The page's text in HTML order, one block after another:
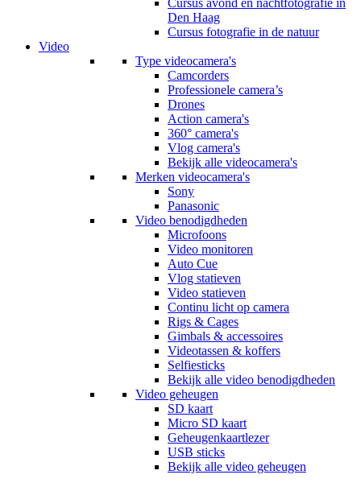
Cursus avond en nachtfotografie in
Den Haag
Cursus fotografie in de natuur
Video
Type videocamera's
Camcorders
Professionele camera’s
Drones
Action camera's
360° camera's
Vlog camera's
Bekijk alle videocamera's
Merken videocamera's
Sony
Panasonic
Video benodigdheden
Microfoons
Video monitoren
Auto Cue
Vlog statieven
Video statieven
Continu licht op camera
Rigs & Cages
Gimbals & accessoires
Videotassen & koffers
Selfiesticks
Bekijk alle video benodigdheden
Video geheugen
SD kaart
Micro SD kaart
Geheugenkaartlezer
USB sticks
Bekijk alle video geheugen